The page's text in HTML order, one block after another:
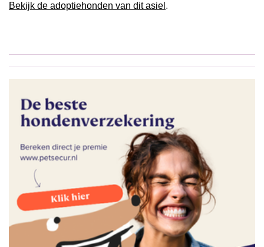
Bekijk de adoptiehonden van dit asiel .